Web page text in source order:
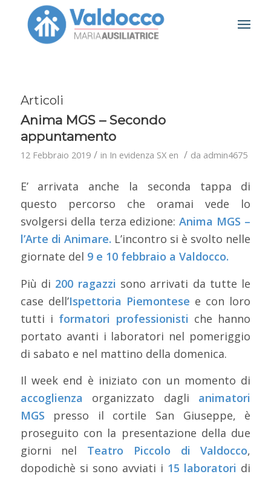
Articoli
Anima MGS – Secondo
appuntamento
12 Febbraio 2019 / in In evidenza SX en / da admin4675
E’ arrivata anche la seconda tappa di
questo percorso che oramai vede lo
svolgersi della terza edizione:Anima MGS –
l’Arte di Animare. L’incontro si è svolto nelle
giornate del 9 e 10 febbraio a Valdocco.
Più di 200 ragazzi sono arrivati da tutte le
case dell’Ispettoria Piemontese e con loro
tutti i formatori professionisti che hanno
portato avanti i laboratori nel pomeriggio
di sabato e nel mattino della domenica.
Il week end è iniziato con un momento di
accoglienza organizzato dagli animatori
MGS presso il cortile San Giuseppe, è
proseguito con la presentazione della due
giorni nel Teatro Piccolo di Valdocco,
dopodichè si sono avviati i 15 laboratori di